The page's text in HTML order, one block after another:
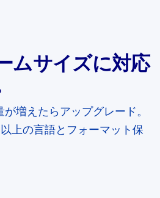
ムサイズに対応
増えたらアップグレード。
上の言語とフォーマット保